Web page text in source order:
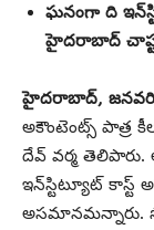
ఘనంగా ది
హైదరాబాద్
హైదరాబాద్, జనవరి
అకౌంటెంట్స్ పాత్ర
దేవ్ వర్మ తెలిపారు.
ఇన్‌స్టిట్యూట్ కాస్ట్
అసమానమన్నారు.